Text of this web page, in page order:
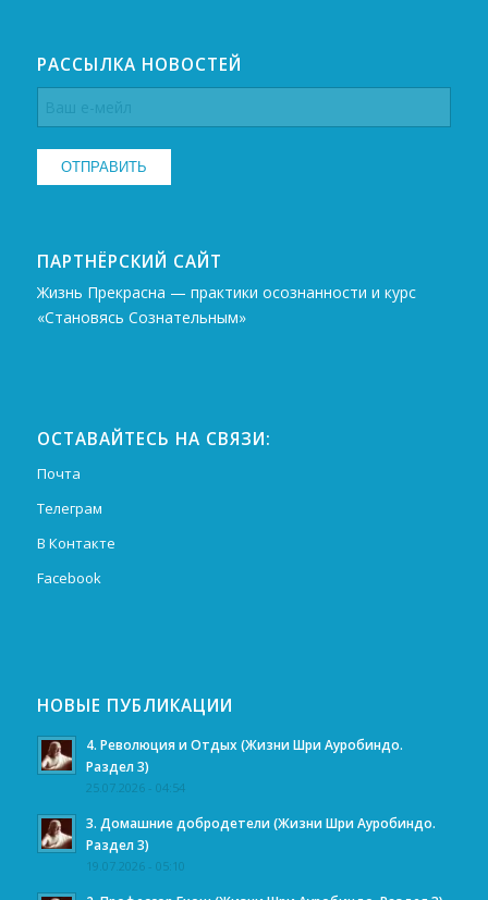
РАССЫЛКА НОВОСТЕЙ
ПАРТНЁРСКИЙ САЙТ
Жизнь Прекрасна — практики осознанности и курс
«Становясь Сознательным»
ОСТАВАЙТЕСЬ НА СВЯЗИ:
Почта
Телеграм
В Контакте
Facebook
НОВЫЕ ПУБЛИКАЦИИ
4. Революция и Отдых (Жизни Шри Ауробиндо.
Раздел 3)
25.07.2026 - 04:54
3. Домашние добродетели (Жизни Шри Ауробиндо.
Раздел 3)
19.07.2026 - 05:10